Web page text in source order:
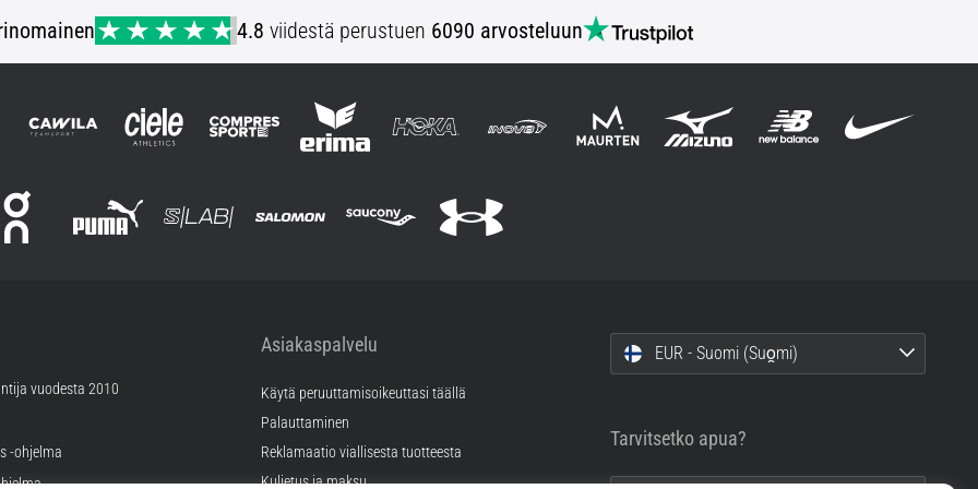
4.8 viidestä perustuen 6090 arvosteluun
vuodesta 2010
-ohjelma
Asiakaspalvelu
Käytä peruuttamisoikeuttasi täällä
Palauttaminen
Reklamaatio viallisesta tuotteesta
Kuljetus ja maksu
EUR - Suomi (Suo̯mi)
Tarvitsetko apua?